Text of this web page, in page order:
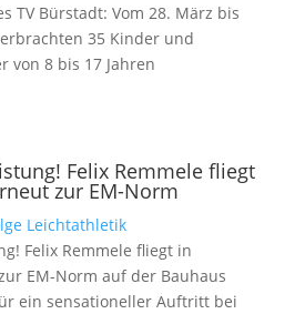
TV Bürstadt: Vom 28. März bis
35 Kinder und
von 8 bis 17 Jahren
Felix Remmele fliegt
zur EM-Norm
Leichtathletik
Felix Remmele fliegt in
EM-Norm auf der Bauhaus
ein sensationeller Auftritt bei